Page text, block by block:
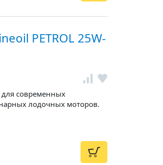
PETROL 25W-
современных
лодочных моторов.